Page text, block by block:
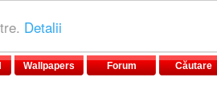
Detalii
Wallpapers Forum Căutare